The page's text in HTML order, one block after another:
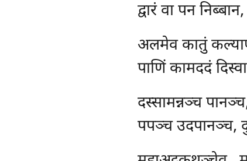
द्वारं वा पन
अलमेवकातुं
पाणिं कामददं
दस्सामन्नञ्च
पपञ्च उदपानञ्च,